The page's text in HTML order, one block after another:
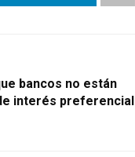
bancos no están
interés preferencial